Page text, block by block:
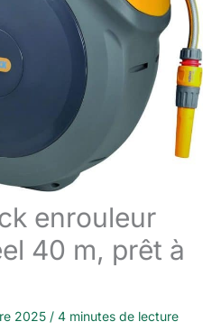
enrouleur
40 m, prêt à
2025 / 4 minutes de lecture